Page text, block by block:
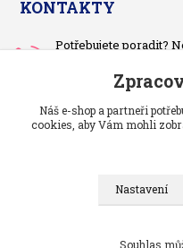
KONTAKTY
Potřebujete poradit?
Po-čt, po 13 hodině
pietrasova.p@seznam.cz
Vše pro děti a
Náš e-shop a partneři
cookies, aby Vám mohli
Nastavení
Souhlas